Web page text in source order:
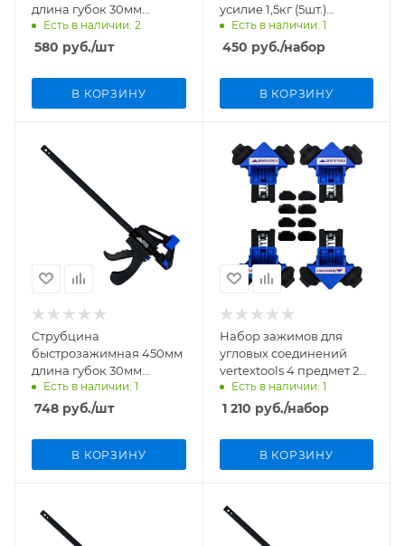
длина губок 30мм
VertexTools 2056-150
Есть в наличии: 2
580 руб./шт
В КОРЗИНУ
усилие 1,5кг (5шт.)
арт.82510
Есть в наличии: 1
450 руб./набор
В КОРЗИНУ
Струбцина
быстрозажимная 450мм
длина губок 30мм
VertexTools 2056-450
Есть в наличии: 1
748 руб./шт
В КОРЗИНУ
Набор зажимов для
угловых соединений
vertextools 4 предмет 20-
56-4Есть в наличии: 1
1 210 руб./набор
В КОРЗИНУ